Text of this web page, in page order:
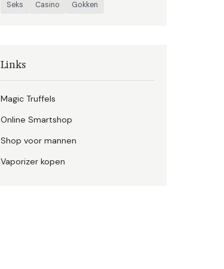
Seks
Casino Gokken
Links
Magic Truffels
Online Smartshop
Shop voor mannen
Vaporizer kopen